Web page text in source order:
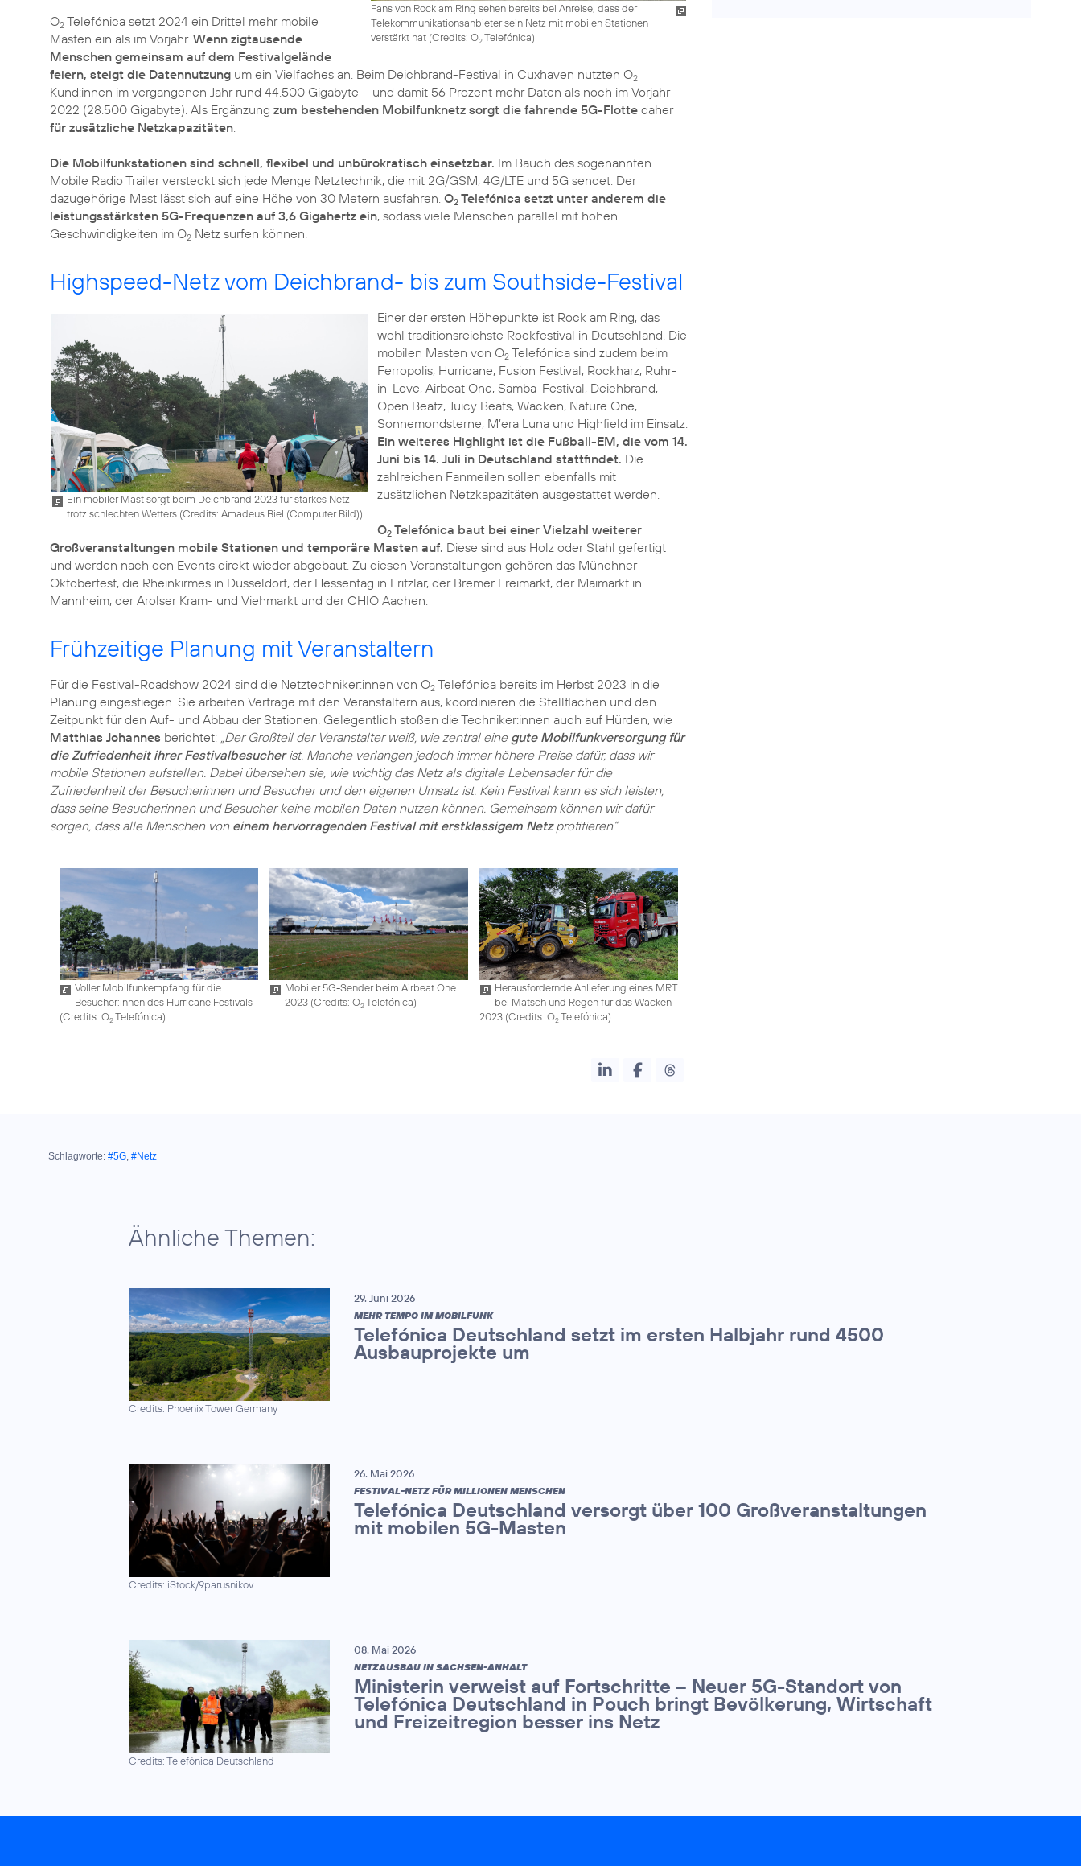
Fans von Rock am Ring sehen bereits bei Anreise, dass der
Telekommunikationsanbieter sein Netz mit mobilen Stationen
verstärkt hat (Credits: O2Telefónica)
O2 Telefónica setzt 2024 ein Drittel mehr mobile
Masten ein als im Vorjahr. Wenn zigtausende
Menschen gemeinsam auf dem Festivalgelände
feiern, steigt die Datennutzung um ein Vielfaches an. Beim Deichbrand-Festival in Cuxhaven nutzten O2
Kund:innen im vergangenen Jahr rund 44.500 Gigabyte – und damit 56 Prozent mehr Daten als noch im Vorjahr
2022 (28.500 Gigabyte). Als Ergänzung zum bestehenden Mobilfunknetz sorgt die fahrende 5G-Flotte daher
für zusätzliche Netzkapazitäten
Die Mobilfunkstationen sind schnell, flexibel und unbürokratisch einsetzbar. Im Bauch des sogenannten
Mobile Radio Trailer versteckt sich jede Menge Netztechnik, die mit 2G/GSM, 4G/LTE und 5G sendet. Der
dazugehörige Mast lässt sich auf eine Höhe von 30 Metern ausfahren. O2 Telefónica setzt unter anderem die
leistungsstärksten 5G-Frequenzen auf 3,6 Gigahertz ein, sodass viele Menschen parallel mit hohen
Geschwindigkeiten im O2 Netz surfen können.
Highspeed-Netz vom Deichbrand- bis zum Southside-Festival
Ein mobiler Mast sorgt beim Deichbrand 2023 für starkes Netz –
trotz schlechten Wetters (Credits: Amadeus Biel (Computer Bild))
Einer der ersten Höhepunkte ist Rock am Ring, das
wohl traditionsreichste Rockfestival in Deutschland. Die
mobilen Masten von O2Telefónica sind zudem beim
Ferropolis, Hurricane, Fusion Festival, Rockharz, Ruhr-
in-Love, Airbeat One, Samba-Festival, Deichbrand,
Open Beatz, Juicy Beats, Wacken, Nature One,
Sonnemondsterne, M’era Luna und Highfield im Einsatz.
Ein weiteres Highlight ist die Fußball-EM, die vom 14.
Juni bis 14. Juli in Deutschland stattfindet. Die
zahlreichen Fanmeilen sollen ebenfalls mit
zusätzlichen Netzkapazitäten ausgestattet werden.
O2Telefónica baut bei einer Vielzahl weiterer
Großveranstaltungen mobile Stationen und temporäre Masten auf. Diese sind aus Holz oder Stahl gefertigt
und werden nach den Events direkt wieder abgebaut. Zu diesen Veranstaltungen gehören das Münchner
Oktoberfest, die Rheinkirmes in Düsseldorf, der Hessentag in Fritzlar, der Bremer Freimarkt, der Maimarkt in
Mannheim, der Arolser Kram- und Viehmarkt und der CHIO Aachen.
Frühzeitige Planung mit Veranstaltern
Für die Festival-Roadshow 2024 sind die Netztechniker:innen von O2 Telefónica bereits im Herbst 2023 in die
Planung eingestiegen. Sie arbeiten Verträge mit den Veranstaltern aus, koordinieren die Stellflächen und den
Zeitpunkt für den Auf- und Abbau der Stationen. Gelegentlich stoßen die Techniker:innen auch auf Hürden, wie
Matthias Johannes berichtet: „Der Großteil der Veranstalter weiß, wie zentral eine gute Mobilfunkversorgung für
die Zufriedenheit ihrer Festivalbesucherist. Manche verlangen jedoch immer höhere Preise dafür, dass wir
mobile Stationen aufstellen. Dabei übersehen sie, wie wichtig das Netz als digitale Lebensader für die
Zufriedenheit der Besucherinnen und Besucher und den eigenen Umsatz ist. Kein Festival kann es sich leisten,
dass seine Besucherinnen und Besucher keine mobilen Daten nutzen können. Gemeinsam können wir dafür
sorgen, dass alle Menschen von einem hervorragenden Festival mit erstklassigem Netzprofitieren“
Voller Mobilfunkempfang für die
Besucher:innen des Hurricane Festivals
(Credits: O2Telefónica)
Mobiler 5G-Sender beim Airbeat One
2023 (Credits: O2Telefónica)
Herausfordernde Anlieferung eines MRT
bei Matsch und Regen für das Wacken
2023 (Credits: O2Telefónica)
Schlagworte: #5G #Netz
Ähnliche Themen:
Credits: Phoenix Tower Germany
29. Juni 2026
MEHR TEMPO IM MOBILFUNK
Telefónica Deutschland setzt im ersten Halbjahr rund 4500
Ausbauprojekte um
Credits: iStock/9parusnikov
26. Mai 2026
FESTIVAL-NETZ FÜR MILLIONEN MENSCHEN
Telefónica Deutschland versorgt über 100 Großveranstaltungen
mit mobilen 5G-Masten
Credits: Telefónica Deutschland
08. Mai 2026
NETZAUSBAU IN SACHSEN-ANHALT
Ministerin verweist auf Fortschritte – Neuer 5G-Standort von
Telefónica Deutschland in Pouch bringt Bevölkerung, Wirtschaft
und Freizeitregion besser ins Netz